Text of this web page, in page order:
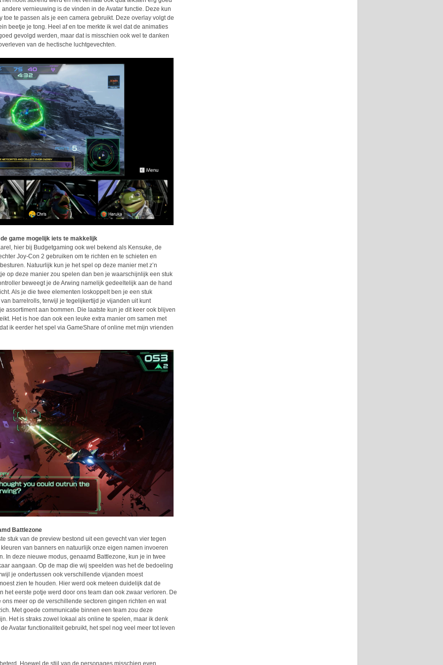
vernieuwing is de vinden in de Avatar functie. Deze kun
te passen als je een camera gebruikt. Deze overlay volgt de
beetje je tong. Heel af en toe merkte ik wel dat de animaties
gevolgd werden, maar dat is misschien ook wel te danken
van de hectische luchtgevechten.
game mogelijk iets te makkelijk
hier bij Budgetgaming ook wel bekend als Kensuke, de
Joy-Con 2 gebruiken om te richten en te schieten en
Natuurlijk kun je het spel op deze manier met z’n
op deze manier zou spelen dan ben je waarschijnlijk een stuk
beweegt je de Arwing namelijk gedeeltelijk aan de hand
Als je die twee elementen loskoppelt ben je een stuk
barrelrolls, terwijl je tegelijkertijd je vijanden uit kunt
assortiment aan bommen. Die laatste kun je dit keer ook blijven
Het is hoe dan ook een leuke extra manier om samen met
ik eerder het spel via GameShare of online met mijn vrienden
Battlezone
stuk van de preview bestond uit een gevecht van vier tegen
van banners en natuurlijk onze eigen namen invoeren
In deze nieuwe modus, genaamd Battlezone, kun je in twee
aangaan. Op de map die wij speelden was het de bedoeling
je ondertussen ook verschillende vijanden moest
zien te houden. Hier werd ook meteen duidelijk dat de
het eerste potje werd door ons team dan ook zwaar verloren. De
meer op de verschillende sectoren gingen richten en wat
Met goede communicatie binnen een team zou deze
Het is straks zowel lokaal als online te spelen, maar ik denk
Avatar functionaliteit gebruikt, het spel nog veel meer tot leven